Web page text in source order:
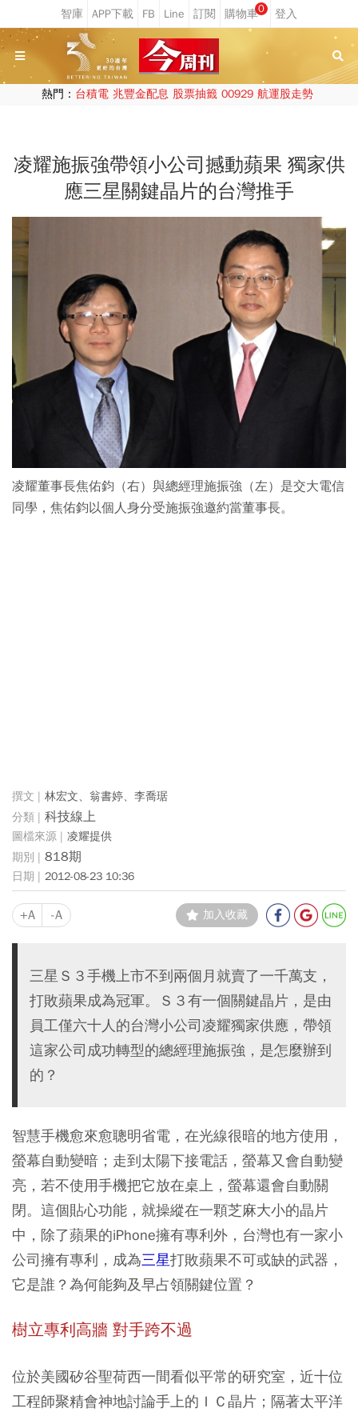
0
熱門： 台積電 兆豐金配息 股票抽籤 00929 航運股走勢
凌耀施振強帶領小公司撼動蘋果 獨家供
應三星關鍵晶片的台灣推手
凌耀董事長焦佑鈞（右）與總經理施振強（左）是交大電信
同學，焦佑鈞以個人身分受施振強邀約當董事長。
林宏文、翁書婷、李喬琚
科技線上
凌耀提供
818期
2012-08-23 10:36
+A -A 加入收藏
三星Ｓ３手機上市不到兩個月就賣了一千萬支，
打敗蘋果成為冠軍。Ｓ３有一個關鍵晶片，是由
員工僅六十人的台灣小公司凌耀獨家供應，帶領
這家公司成功轉型的總經理施振強，是怎麼辦到
的？
智慧手機愈來愈聰明省電，在光線很暗的地方使用，
螢幕自動變暗；走到太陽下接電話，螢幕又會自動變
亮，若不使用手機把它放在桌上，螢幕還會自動關
閉。這個貼心功能，就操縱在一顆芝麻大小的晶片
中，除了蘋果的iPhone擁有專利外，台灣也有一家小
公司擁有專利，成為三星打敗蘋果不可或缺的武器，
它是誰？為何能夠及早占領關鍵位置？
樹立專利高牆 對手跨不過
位於美國矽谷聖荷西一間看似平常的研究室，近十位
工程師聚精會神地討論手上的ＩＣ晶片；隔著太平洋